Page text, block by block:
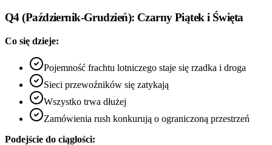
Q4 (Październik-Grudzień): Czarny Piątek i Święta
Co się dzieje:
Pojemność frachtu lotniczego staje się rzadka i droga
Sieci przewoźników się zatykają
Wszystko trwa dłużej
Zamówienia rush konkurują o ograniczoną przestrzeń
Podejście do ciągłości: